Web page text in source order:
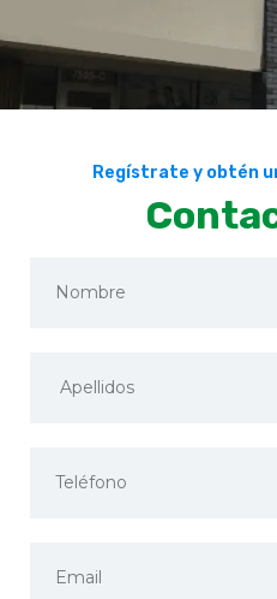
Regístrate y obtén